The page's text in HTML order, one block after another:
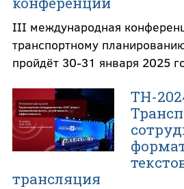
III международная
транспортному
пройдёт 30-31 января 2025
ТН-
трансляция